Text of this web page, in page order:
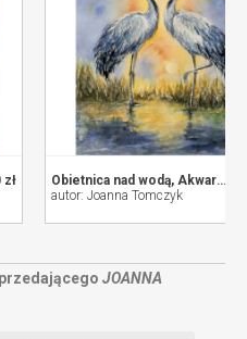
zł
Obietnica nad wodą, Akwarela 24 x 32 cm
autor: Joanna Tomczyk
JOANNA